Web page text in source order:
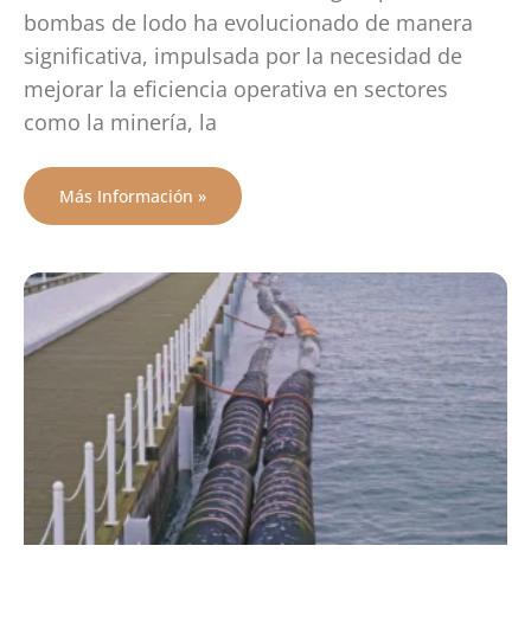
bombas de lodo ha evolucionado de manera
significativa, impulsada por la necesidad de
mejorar la eficiencia operativa en sectores
como la minería, la
Más Información »